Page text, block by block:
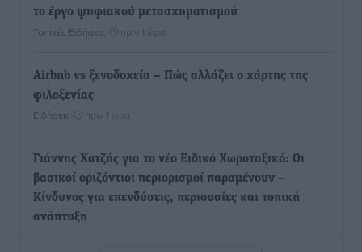
το έργο ψηφιακού μετασχηματισμού
Τοπικές Ειδήσεις πριν 1 ώρα
Airbnb vs ξενοδοχεία – Πώς αλλάζει ο χάρτης της
φιλοξενίας
Ειδήσεις πριν 1 ώρα
Γιάννης Χατζής για το νέο Ειδικό Χωροταξικό: Οι
βασικοί οριζόντιοι περιορισμοί παραμένουν –
Κίνδυνος για επενδύσεις, περιουσίες και τοπική
ανάπτυξη